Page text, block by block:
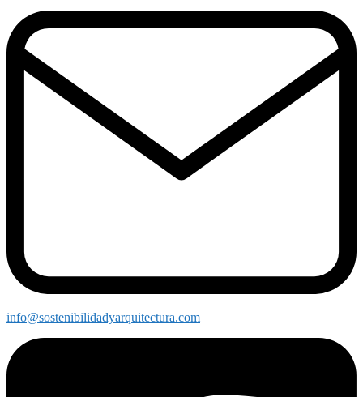
info@sostenibilidadyarquitectura.com